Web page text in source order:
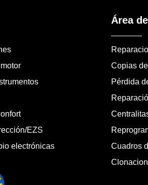
EZS
electrónicas
Área
Copias
Pérdida
Cuadros